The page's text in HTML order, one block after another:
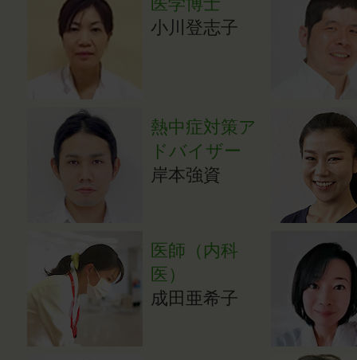
小川登志子
熱中症対策ア
ドバイザー
岸本強資
医師（内科
医）
成田亜希子